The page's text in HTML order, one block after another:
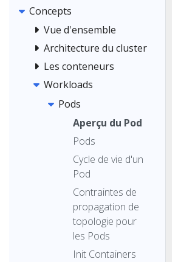
Concepts
Vue d'ensemble
Architecture du cluster
Les conteneurs
Workloads
Pods
Aperçu du Pod
Pods
Cycle de vie d'un
Pod
Contraintes de
propagation de
topologie pour
les Pods
Init Containers